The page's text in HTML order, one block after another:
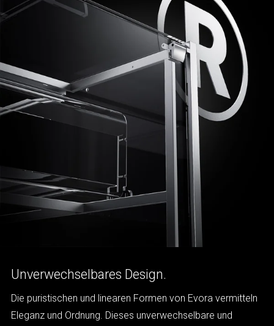
Unverwechselbares Design.
Die puristischen und linearen Formen von Evora vermitteln
Eleganz und Ordnung. Dieses unverwechselbare und